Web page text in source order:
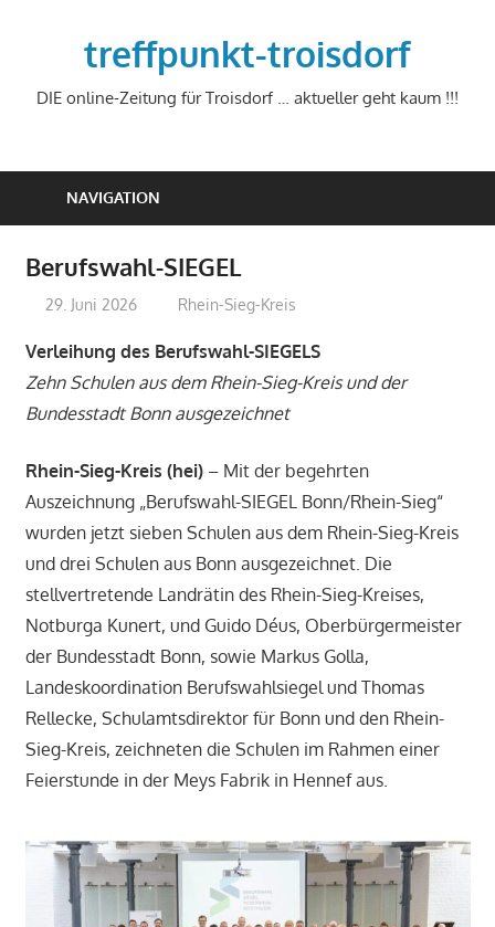
treffpunkt-troisdorf
DIE online-Zeitung für Troisdorf … aktueller geht kaum !!!
NAVIGATION
Berufswahl-SIEGEL
29. Juni 2026 treffpunkt
Rhein-Sieg-Kreis
Verleihung des Berufswahl-SIEGELS
Zehn Schulen aus dem Rhein-Sieg-Kreis und der
Bundesstadt Bonn ausgezeichnet
Rhein-Sieg-Kreis (hei)– Mit der begehrten
Auszeichnung „Berufswahl-SIEGEL Bonn/Rhein-Sieg“
wurden jetzt sieben Schulen aus dem Rhein-Sieg-Kreis
und drei Schulen aus Bonn ausgezeichnet. Die
stellvertretende Landrätin des Rhein-Sieg-Kreises,
Notburga Kunert, und Guido Déus, Oberbürgermeister
der Bundesstadt Bonn, sowie Markus Golla,
Landeskoordination Berufswahlsiegel und Thomas
Rellecke, Schulamtsdirektor für Bonn und den Rhein-
Sieg-Kreis, zeichneten die Schulen im Rahmen einer
Feierstunde in der Meys Fabrik in Hennef aus.